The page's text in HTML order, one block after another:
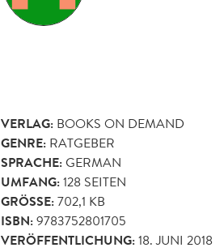
VERLAG: BOOKS ON DEMAND
GENRE: RATGEBER
SPRACHE:GERMAN
UMFANG:128 SEITEN
GRÖSSE: 702,1 KB
ISBN:9783752801705
VERÖFFENTLICHUNG:18. JUNI 2018